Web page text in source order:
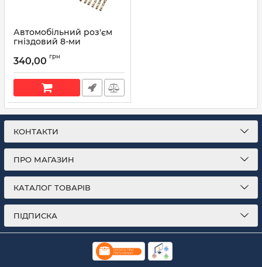
Автомобільний роз'єм
гніздовий 8-ми
Sumitomo 6189-1240
TS SEALED
90980-12520
340,00 грн
КОНТАКТИ
ПРО МАГАЗИН
КАТАЛОГ ТОВАРІВ
ПІДПИСКА